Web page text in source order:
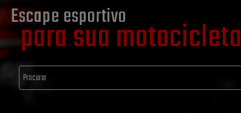
Escape esportivo
para sua motocicleta